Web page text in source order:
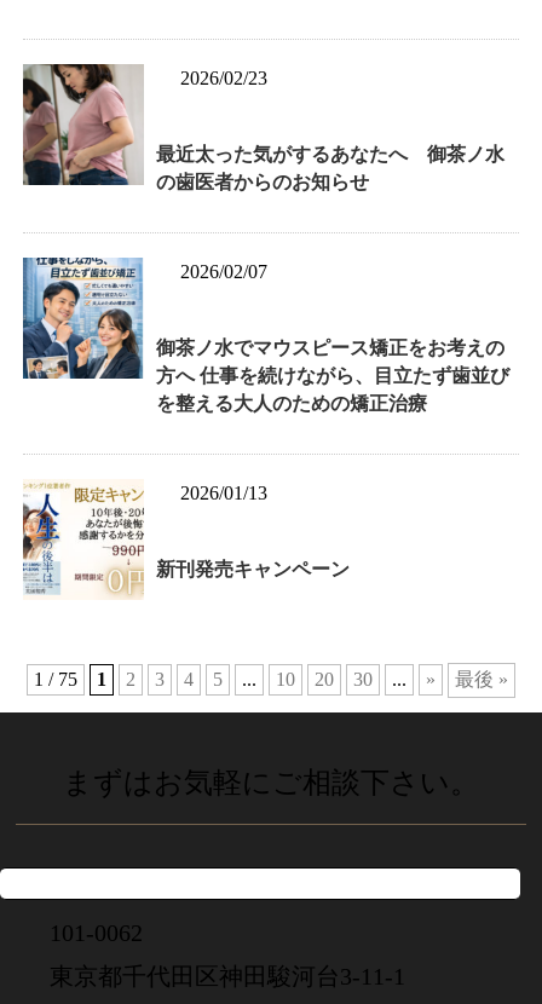
2026/02/23
最近太った気がするあなたへ 御茶ノ水
の歯医者からのお知らせ
2026/02/07
御茶ノ水でマウスピース矯正をお考えの
方へ 仕事を続けながら、目立たず歯並び
を整える大人のための矯正治療
2026/01/13
新刊発売キャンペーン
1 / 75 1 2 3 4 5 ... 10 20 30 ... » 最後 »
まずはお気軽にご相談下さい。
101-0062
東京都千代田区神田駿河台3-11-1